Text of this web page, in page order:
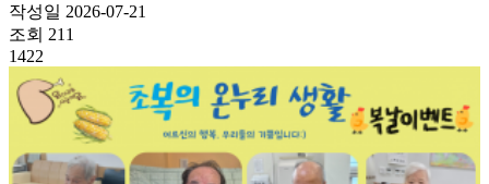
작성일 2026-07-21
조회 211
1422